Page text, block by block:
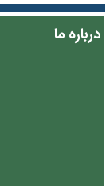
درباره ما